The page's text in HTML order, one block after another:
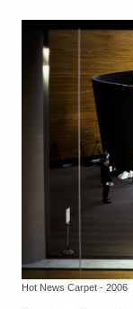
Hot News Carpet - 2006